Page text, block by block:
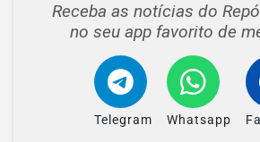
Receba as notícias do
no seu app favorito de
Telegram Whatsapp